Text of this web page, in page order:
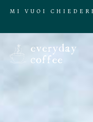
MI VUOI